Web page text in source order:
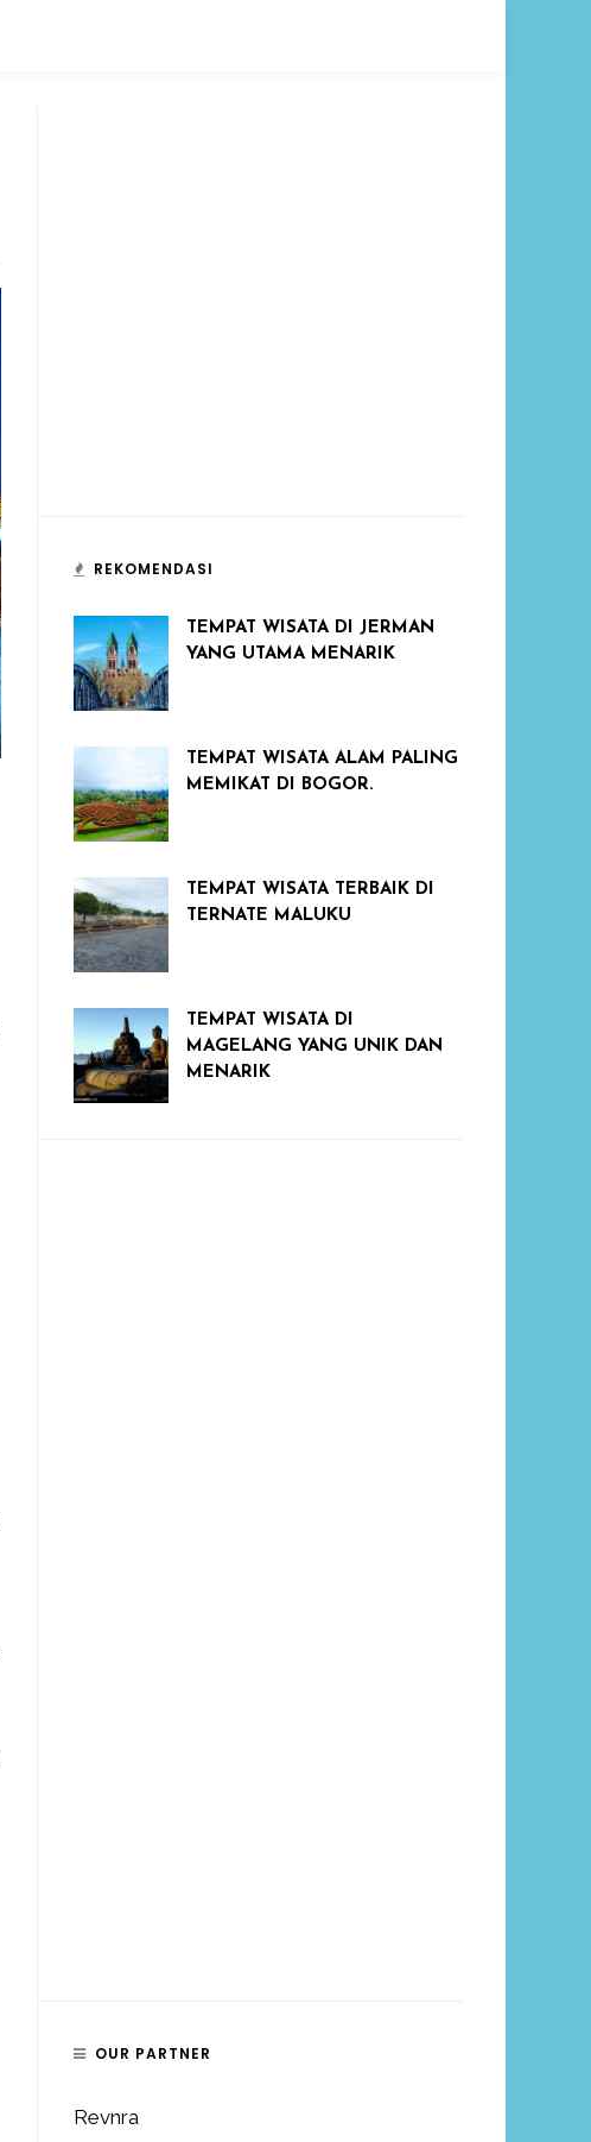
REKOMENDASI
TEMPAT WISATA DI JERMAN
YANG UTAMA MENARIK
TEMPAT WISATA ALAM PALING
MEMIKAT DI BOGOR.
TEMPAT WISATA TERBAIK DI
TERNATE MALUKU
TEMPAT WISATA DI
MAGELANG YANG UNIK DAN
MENARIK
OUR PARTNER
Revnra